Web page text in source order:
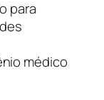
para
médico